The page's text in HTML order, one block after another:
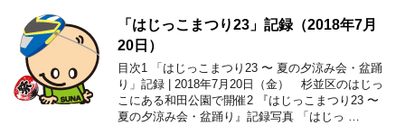
「はじっこまつり23」記録（2018年7月
20日）
目次1 「はじっこまつり23 〜 夏の夕涼み会・盆踊
り」記録 | 2018年7月20日（金） 杉並区のはじっ
こにある和田公園で開催2 『はじっこまつり23 〜
夏の夕涼み会・盆踊り』記録写真 「はじっ …